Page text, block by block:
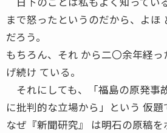
まで怒ったというのだから、よほ
だろう。
もちろん、それ から二〇余年経
げ続け ている。
それにしても、「福島の原発事
に批判的な立場から」という 仮題
なぜ『新聞研究』 は明石の原稿を